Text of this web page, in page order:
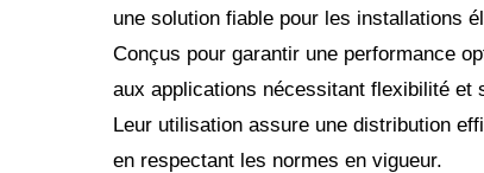
une solution fiable pour les installations
Conçus pour garantir une performance
aux applications nécessitant flexibilité et
Leur utilisation assure une distribution
en respectant les normes en vigueur.